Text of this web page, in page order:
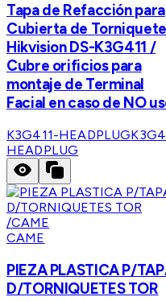
Tapa de Refacción para
Cubierta de
Hikvision DS-K3G411 /
Cubre orificios para
montaje de Terminal
Facial en caso de NO
K3G411-HEADPLUG
HEADPLUG
CAME
PIEZA PLASTICA P/
D/TORNIQUETES TOR